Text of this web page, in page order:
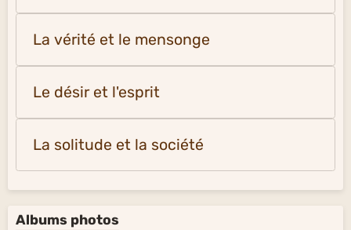
La vérité et le mensonge
Le désir et l'esprit
La solitude et la société
Albums photos